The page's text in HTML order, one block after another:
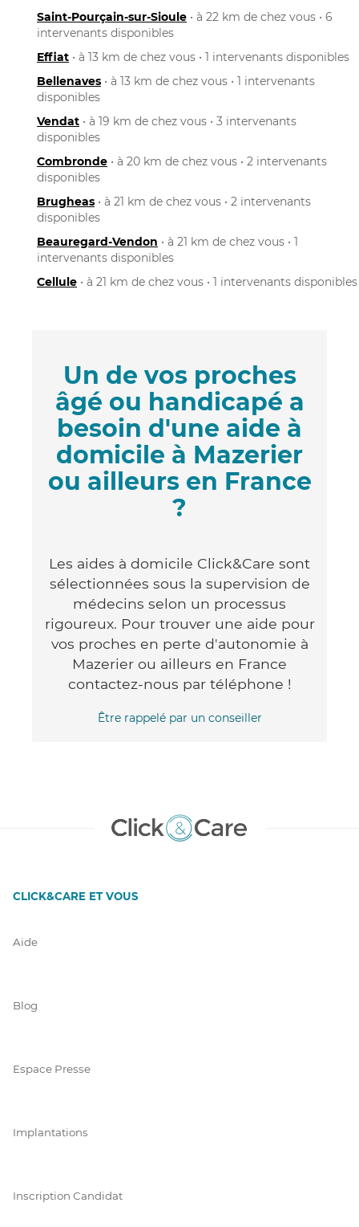
Saint-Pourçain-sur-Sioule • à 22 km de chez vous • 6
intervenants disponibles
Effiat • à 13 km de chez vous • 1 intervenants disponibles
Bellenaves • à 13 km de chez vous • 1 intervenants
disponibles
Vendat • à 19 km de chez vous • 3 intervenants
disponibles
Combronde • à 20 km de chez vous • 2 intervenants
disponibles
Brugheas • à 21 km de chez vous • 2 intervenants
disponibles
Beauregard-Vendon • à 21 km de chez vous • 1
intervenants disponibles
Cellule • à 21 km de chez vous • 1 intervenants disponibles
Un de vos proches
âgé ou handicapé a
besoin d'une aide à
domicile à Mazerier
ou ailleurs en France
?
Les aides à domicile Click&Care sont
sélectionnées sous la supervision de
médecins selon un processus
rigoureux. Pour trouver une aide pour
vos proches en perte d'autonomie à
Mazerier ou ailleurs en France
contactez-nous par téléphone !
Être rappelé par un conseiller
CLICK&CARE ET VOUS
Aide
Blog
Espace Presse
Implantations
Inscription Candidat